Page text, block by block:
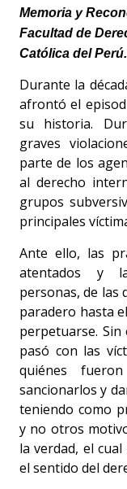
Memoria y
Facultad de
Católica del Perú.
Durante la
afrontó el
su historia.
graves
parte de los
al derecho
grupos
principales
Ante ello, las
atentados y
personas, de las
paradero hasta
perpetuarse.
pasó con las
quiénes
sancionarlos y
teniendo como
y no otros
la verdad, el
el sentido del